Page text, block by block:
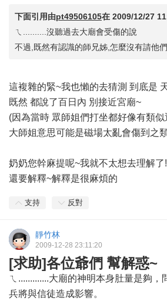
下面引用由pt49506105在 2009/12/27
ㄟ..........沒聽過去大廟會受傷的說
不過,既然有認識的師兄姊,怎麼沒有請他
這複雜的緊~我也懶的去猜測 到底是
既然 都說了百日內 別接近宮廟~
(因為當時 眾師姐們打坐都好像有類
大師姐意思可能是磁場太亂會傷到之
奶奶您幹麻提呢~我就不太想去理解了!
還要解釋~解釋是很麻煩的
支持 反對
靜竹林
2009-12-28 23:11:20
[求助]各位爺們 幫解惑~
ㄟ.............大廟的神明本身肚量是夠，
兵將與信徒造成影響。